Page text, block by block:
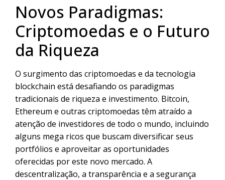
Novos Paradigmas:
Criptomoedas e o Futuro
da Riqueza
O surgimento das criptomoedas e da tecnologia
blockchain está desafiando os paradigmas
tradicionais de riqueza e investimento. Bitcoin,
Ethereum e outras criptomoedas têm atraído a
atenção de investidores de todo o mundo, incluindo
alguns mega ricos que buscam diversificar seus
portfólios e aproveitar as oportunidades
oferecidas por este novo mercado. A
descentralização, a transparência e a segurança